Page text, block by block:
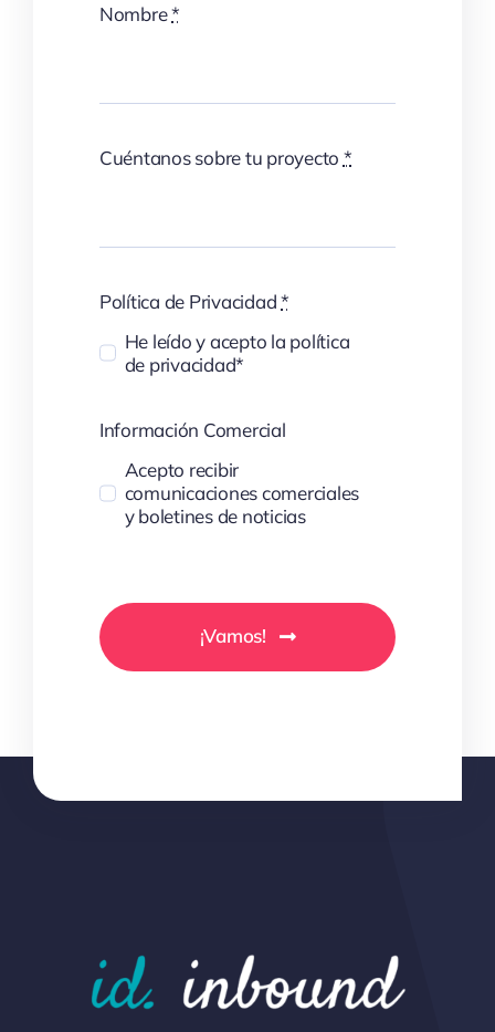
Nombre*
Cuéntanos sobre tu proyecto *
Política de Privacidad*
He leído y acepto la política
de privacidad*
Información Comercial
Acepto recibir
comunicaciones comerciales
y boletines de noticias
¡Vamos!